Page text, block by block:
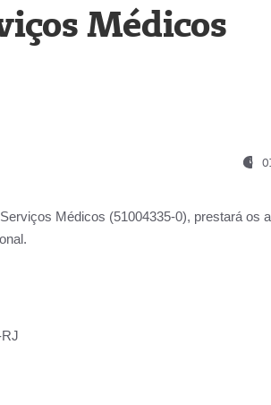
Médicos
Médicos (51004335-0), prestará os